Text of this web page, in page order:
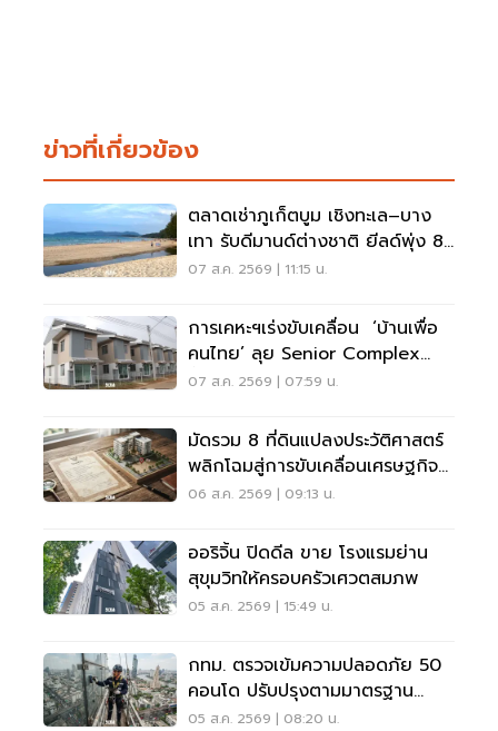
ข่าวที่เกี่ยวข้อง
ตลาดเช่าภูเก็ตบูม เชิงทะเล–บาง
เทา รับดีมานด์ต่างชาติ ยีลด์พุ่ง 8-
12%
07 ส.ค. 2569 | 11:15 น.
การเคหะฯเร่งขับเคลื่อน ‘บ้านเพื่อ
คนไทย’ ลุย Senior Complex
ฟื้นฟูเมือง
07 ส.ค. 2569 | 07:59 น.
มัดรวม 8 ที่ดินแปลงประวัติศาสตร์
พลิกโฉมสู่การขับเคลื่อนเศรษฐกิจ
เมือง
06 ส.ค. 2569 | 09:13 น.
ออริจิ้น ปิดดีล ขาย โรงแรมย่าน
สุขุมวิทให้ครอบครัวเศวตสมภพ
05 ส.ค. 2569 | 15:49 น.
กทม. ตรวจเข้มความปลอดภัย 50
คอนโด ปรับปรุงตามมาตรฐาน
เคร่งครัด
05 ส.ค. 2569 | 08:20 น.